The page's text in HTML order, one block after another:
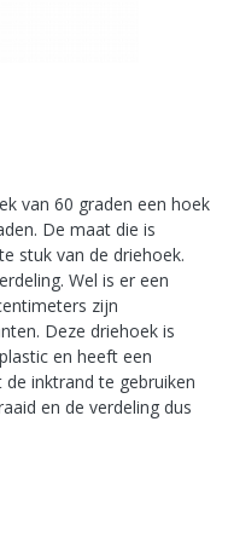
van 60 graden een hoek
De maat die is
stuk van de driehoek.
Wel is er een
zijn
Deze driehoek is
en heeft een
inktrand te gebruiken
en de verdeling dus